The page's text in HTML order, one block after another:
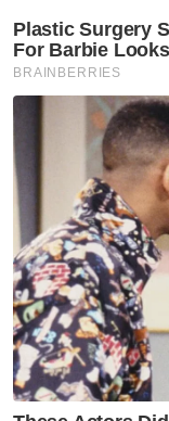
Antarabangsa
berlangsung
Kuala Lumpur.
"Acara ini
kepada
untuk
potensi
Tengku Zafrul
disenaraikan
eksport dan
terbesar
Artikel